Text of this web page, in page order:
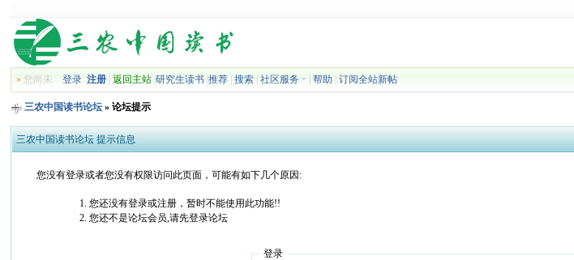
» 您尚未登录 注册 |返回主站 |研究生读书 |推荐 |搜索 |社区服务 |帮助 |订阅全站新帖
三农中国读书论坛 » 论坛提示
三农中国读书论坛 提示信息
您没有登录或者您没有权限访问此页面，可能有如下几个原因:
您还没有登录或注册，暂时不能使用此功能!!
您还不是论坛会员,请先登录论坛
登录